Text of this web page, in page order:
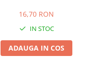
16,70 RON
IN STOC
ADAUGA IN COS